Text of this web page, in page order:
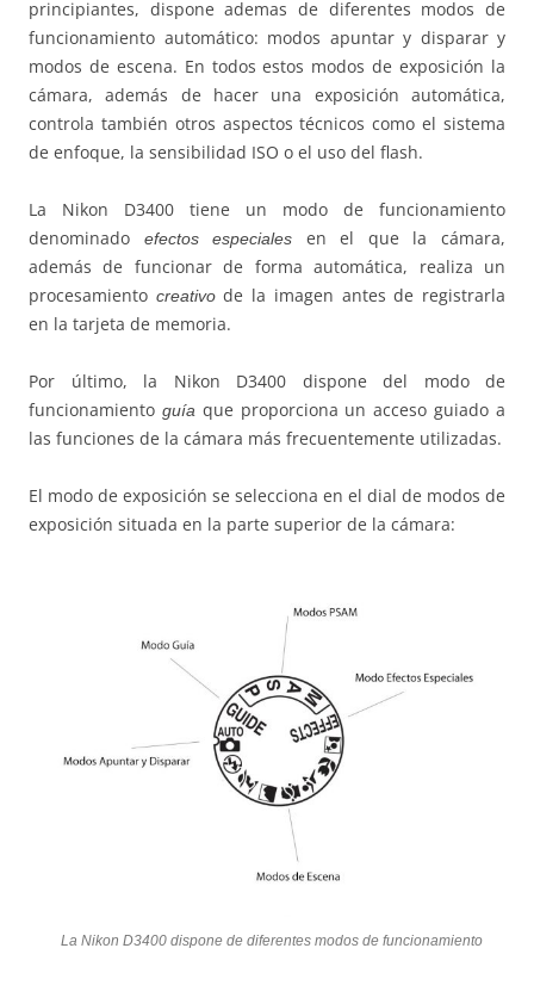
principiantes, dispone ademas de diferentes modos de
funcionamiento automático: modos apuntar y disparar y
modos de escena. En todos estos modos de exposición la
cámara, además de hacer una exposición automática,
controla también otros aspectos técnicos como el sistema
de enfoque, la sensibilidad ISO o el uso del flash.
La Nikon D3400 tiene un modo de funcionamiento
denominado
efectos especiales
en el que la cámara,
además de funcionar de forma automática, realiza un
procesamiento creativode la imagen antes de registrarla
en la tarjeta de memoria.
Por último, la Nikon D3400 dispone del modo de
funcionamiento guíaque proporciona un acceso guiado a
las funciones de la cámara más frecuentemente utilizadas.
El modo de exposición se selecciona en el dial de modos de
exposición situada en la parte superior de la cámara:
La Nikon D3400 dispone de diferentes modos de funcionamiento